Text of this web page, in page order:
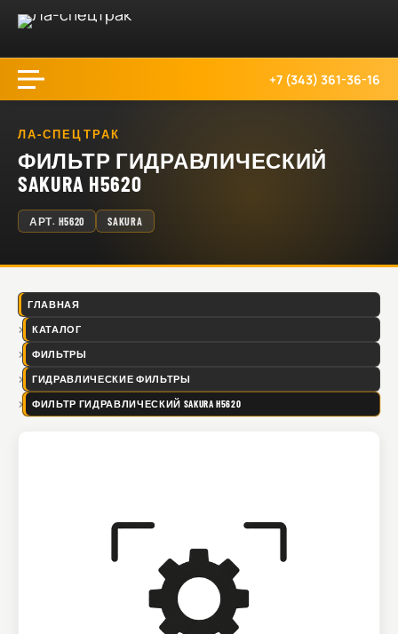
+7 (343) 361-36-16
ЛА-СПЕЦТРАК
ФИЛЬТР ГИДРАВЛИЧЕСКИЙ
SAKURA H5620
АРТ. H5620 SAKURA
ГЛАВНАЯ
КАТАЛОГ
ФИЛЬТРЫ
ГИДРАВЛИЧЕСКИЕ ФИЛЬТРЫ
ФИЛЬТР ГИДРАВЛИЧЕСКИЙ SAKURA H5620